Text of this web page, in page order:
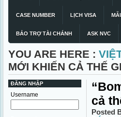
CASE NUMBER LỊCH VISA
BẢO TRỢ TÀI CHÁNH ASK NVC
YOU ARE HERE :
MỚI KHIẾN CẢ THẾ
ĐĂNG NHẬP
Username
cả
Posted